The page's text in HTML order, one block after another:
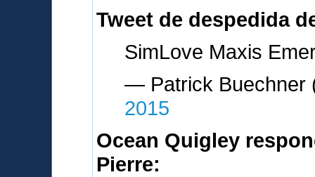
Tweet de despedida
SimLove Maxis
— Patrick Buechner
2015
Ocean Quigley
Pierre: